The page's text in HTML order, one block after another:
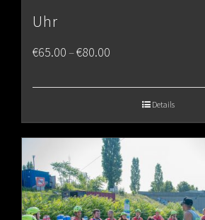
Uhr
€65.00–€80.00
€80.00
Details